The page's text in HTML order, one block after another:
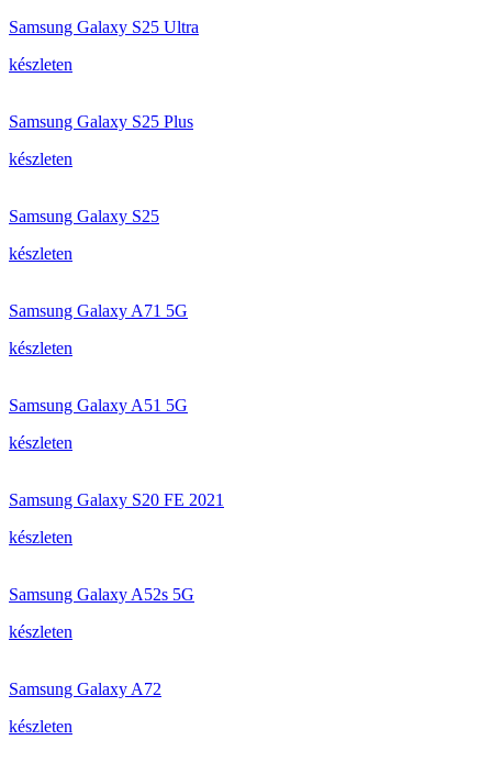
Samsung Galaxy S25 Ultra
készleten
Samsung Galaxy S25 Plus
készleten
Samsung Galaxy S25
készleten
Samsung Galaxy A71 5G
készleten
Samsung Galaxy A51 5G
készleten
Samsung Galaxy S20 FE 2021
készleten
Samsung Galaxy A52s 5G
készleten
Samsung Galaxy A72
készleten